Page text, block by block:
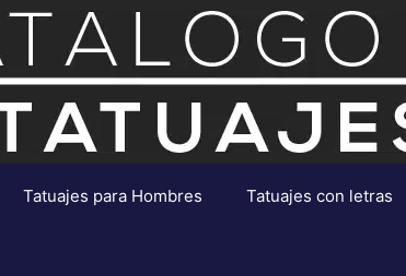
Tatuajes para Hombres Tatuajes con letras